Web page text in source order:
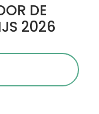
DE
2026